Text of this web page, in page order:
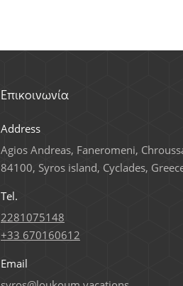
Επικοινωνία
Address
Agios Andreas, Faneromeni,
84100, Syros island, Cyclades,
Tel.
2281075148
+33 670160612
Email